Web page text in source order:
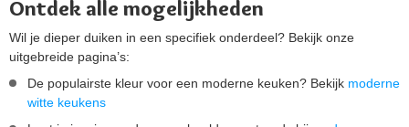
Ontdek alle mogelijkheden
Wil je dieper duiken in een specifiek onderdeel? Bekijk onze
uitgebreide pagina’s:
De populairste kleur voor een moderne keuken? Bekijk moderne
witte keukens